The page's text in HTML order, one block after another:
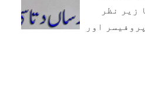
زیر نظر
اور